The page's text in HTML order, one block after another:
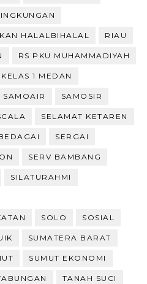
HALALBIHALAL RIAU
RS PKU MUHAMMADIYAH
1 MEDAN
SAMOAIR SAMOSIR
SELAMAT KETAREN
SERGAI
SERV BAMBANG
SILATURAHMI
SOLO SOSIAL
SUMATERA BARAT
SUMUT EKONOMI
TANAH SUCI